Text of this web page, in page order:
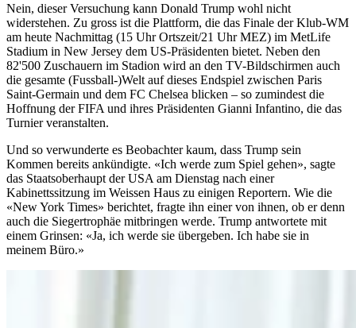
Nein, dieser Versuchung kann Donald Trump wohl nicht
widerstehen. Zu gross ist die Plattform, die das Finale der Klub-WM
am heute Nachmittag (15 Uhr Ortszeit/21 Uhr MEZ) im MetLife
Stadium in New Jersey dem US-Präsidenten bietet. Neben den
82'500 Zuschauern im Stadion wird an den TV-Bildschirmen auch
die gesamte (Fussball-)Welt auf dieses Endspiel zwischen Paris
Saint-Germain und dem FC Chelsea blicken – so zumindest die
Hoffnung der FIFA und ihres Präsidenten Gianni Infantino, die das
Turnier veranstalten.
Und so verwunderte es Beobachter kaum, dass Trump sein
Kommen bereits ankündigte. «Ich werde zum Spiel gehen», sagte
das Staatsoberhaupt der USA am Dienstag nach einer
Kabinettssitzung im Weissen Haus zu einigen Reportern. Wie die
«New York Times» berichtet, fragte ihn einer von ihnen, ob er denn
auch die Siegertrophäe mitbringen werde. Trump antwortete mit
einem Grinsen: «Ja, ich werde sie übergeben. Ich habe sie in
meinem Büro.»